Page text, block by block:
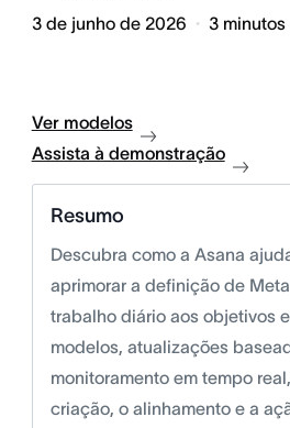
3 de junho de 2026 3
Ver modelos
Assista à demonstração
Resumo
Descubra como a Asana
aprimorar a definição de
trabalho diário aos objetivos
modelos, atualizações
monitoramento em tempo
criação, o alinhamento e a